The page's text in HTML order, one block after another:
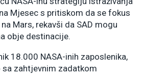
Mjesec s pritiskom da se fokus
Mars, rekavši da SAD mogu
obje destinacije.
18.000 NASA-inih zaposlenika,
zahtjevnim zadatkom